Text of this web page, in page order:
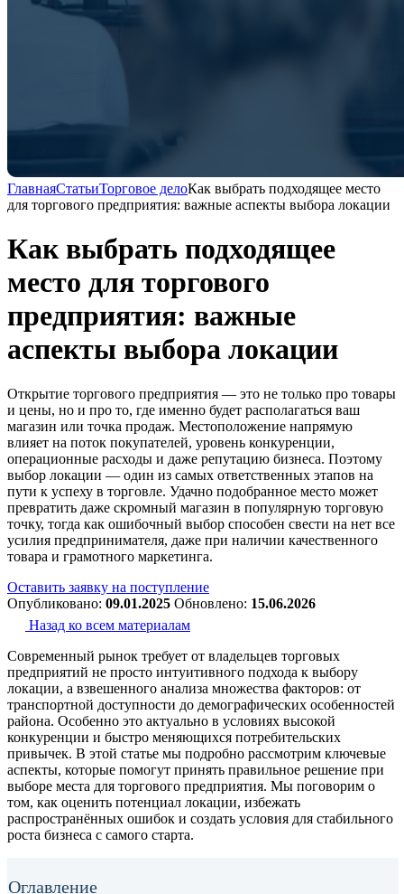
ГлавнаяСтатьиТорговое делоКак выбрать подходящее место
для торгового предприятия: важные аспекты выбора локации
Как выбрать подходящее
место для торгового
предприятия: важные
аспекты выбора локации
Открытие торгового предприятия — это не только про товары
и цены, но и про то, где именно будет располагаться ваш
магазин или точка продаж. Местоположение напрямую
влияет на поток покупателей, уровень конкуренции,
операционные расходы и даже репутацию бизнеса. Поэтому
выбор локации — один из самых ответственных этапов на
пути к успеху в торговле. Удачно подобранное место может
превратить даже скромный магазин в популярную торговую
точку, тогда как ошибочный выбор способен свести на нет все
усилия предпринимателя, даже при наличии качественного
товара и грамотного маркетинга.
Оставить заявку на поступление
Опубликовано: 09.01.2025 Обновлено: 15.06.2026
Назад ко всем материалам
Современный рынок требует от владельцев торговых
предприятий не просто интуитивного подхода к выбору
локации, а взвешенного анализа множества факторов: от
транспортной доступности до демографических особенностей
района. Особенно это актуально в условиях высокой
конкуренции и быстро меняющихся потребительских
привычек. В этой статье мы подробно рассмотрим ключевые
аспекты, которые помогут принять правильное решение при
выборе места для торгового предприятия. Мы поговорим о
том, как оценить потенциал локации, избежать
распространённых ошибок и создать условия для стабильного
роста бизнеса с самого старта.
Оглавление